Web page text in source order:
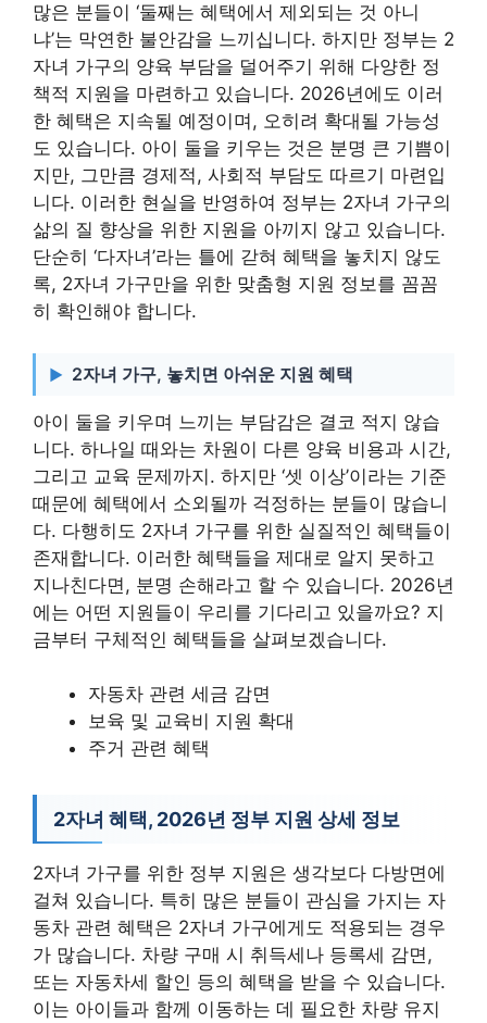
많은 분들이 ‘둘째는 혜택에서 제외되는 것 아니
냐’는 막연한 불안감을 느끼십니다. 하지만 정부는 2
자녀 가구의 양육 부담을 덜어주기 위해 다양한 정
책적 지원을 마련하고 있습니다. 2026년에도 이러
한 혜택은 지속될 예정이며, 오히려 확대될 가능성
도 있습니다. 아이 둘을 키우는 것은 분명 큰 기쁨이
지만, 그만큼 경제적, 사회적 부담도 따르기 마련입
니다. 이러한 현실을 반영하여 정부는 2자녀 가구의
삶의 질 향상을 위한 지원을 아끼지 않고 있습니다.
단순히 ‘다자녀’라는 틀에 갇혀 혜택을 놓치지 않도
록, 2자녀 가구만을 위한 맞춤형 지원 정보를 꼼꼼
히 확인해야 합니다.
2자녀 가구, 놓치면 아쉬운 지원 혜택
아이 둘을 키우며 느끼는 부담감은 결코 적지 않습
니다. 하나일 때와는 차원이 다른 양육 비용과 시간,
그리고 교육 문제까지. 하지만 ‘셋 이상’이라는 기준
때문에 혜택에서 소외될까 걱정하는 분들이 많습니
다. 다행히도 2자녀 가구를 위한 실질적인 혜택들이
존재합니다. 이러한 혜택들을 제대로 알지 못하고
지나친다면, 분명 손해라고 할 수 있습니다. 2026년
에는 어떤 지원들이 우리를 기다리고 있을까요? 지
금부터 구체적인 혜택들을 살펴보겠습니다.
자동차 관련 세금 감면
보육 및 교육비 지원 확대
주거 관련 혜택
2자녀 혜택, 2026년 정부 지원 상세 정보
2자녀 가구를 위한 정부 지원은 생각보다 다방면에
걸쳐 있습니다. 특히 많은 분들이 관심을 가지는 자
동차 관련 혜택은 2자녀 가구에게도 적용되는 경우
가 많습니다. 차량 구매 시 취득세나 등록세 감면,
또는 자동차세 할인 등의 혜택을 받을 수 있습니다.
이는 아이들과 함께 이동하는 데 필요한 차량 유지